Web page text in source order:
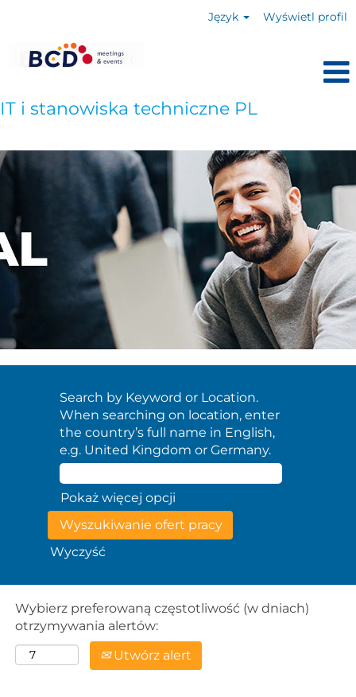
Język Wyświetl profil
IT i stanowiska techniczne PL
Search by Keyword or Location.
When searching on location, enter
the country’s full name in English,
e.g. United Kingdom or Germany.
Pokaż więcej opcji
Wyczyść
Wybierz preferowaną częstotliwość (w dniach)
otrzymywania alertów:
Utwórz alert